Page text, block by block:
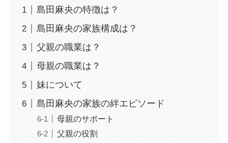
島田麻央の特徴は？
島田麻央の家族構成は？
父親の職業は？
母親の職業は？
妹について
島田麻央の家族の絆エピソード
母親のサポート
父親の役割